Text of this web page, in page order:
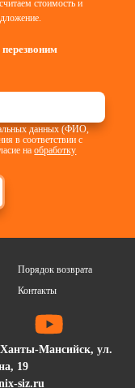
стоимость и
данных (ФИО,
в соответствии с
наобработку
Порядок возврата
Контакты
Ханты-Мансийск, ул.
19
siz.ru